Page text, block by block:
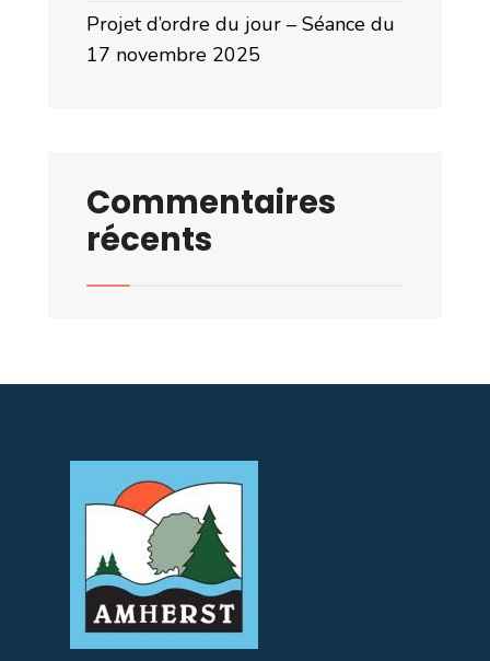
Projet d’ordre du jour – Séance du
17 novembre 2025
Commentaires
récents